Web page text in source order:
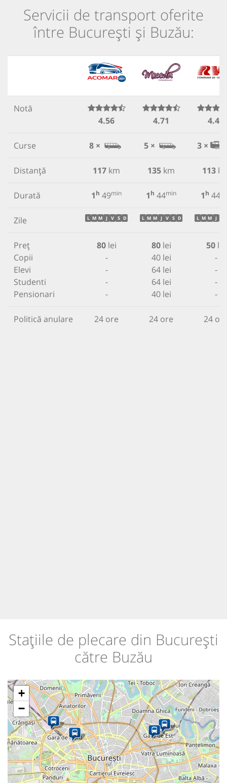
Servicii de transport oferite
între București și Buzău:
Notă
4.56
4.71 4.49
Curse 8 × 5 × 3 ×
Distanță 117 km 135 km 113
Durată 1h 49min 1h 44min 1h 44
Zile L M M J V S D L M M J V S D L M M J
Preț
Copii
Elevi
Studenti
Pensionari
80lei
-
-
-
-
80lei
40 lei
64 lei
64 lei
40 lei
50lei
-
-
-
-
Politică anulare 24 ore 24 ore 24
Stațiile de plecare din București
către Buzău
+
−